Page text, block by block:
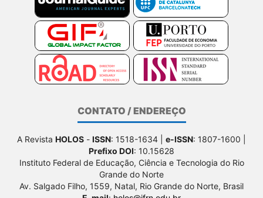
CONTATO / ENDEREÇO
A Revista HOLOS - ISSN: 1518-1634 | e-ISSN: 1807-1600 |
Prefixo DOI: 10.15628
Instituto Federal de Educação, Ciência e Tecnologia do Rio
Grande do Norte
Av. Salgado Filho, 1559, Natal, Rio Grande do Norte, Brasil